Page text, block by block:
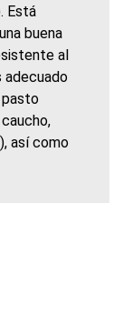
Está
buena
al
adecuado
así como